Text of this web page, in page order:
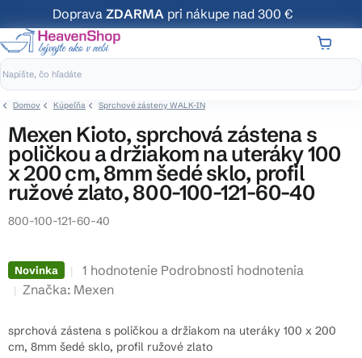
na
obsah
Doprava ZDARMA pri nákupe nad 300 €
Domov Kúpeľňa Sprchové zásteny WALK-IN
Mexen Kioto, sprchová zástena s
poličkou a držiakom na uteráky 100
x 200 cm, 8mm šedé sklo, profil
ružové zlato, 800-100-121-60-40
800-100-121-60-40
Novinka
Priemerné
hodnotenie
je
5,0
1 hodnotenie Podrobnosti hodnotenia
Značka: Mexen
sprchová zástena s poličkou a držiakom na uteráky 100 x 200
cm, 8mm šedé sklo, profil ružové zlato